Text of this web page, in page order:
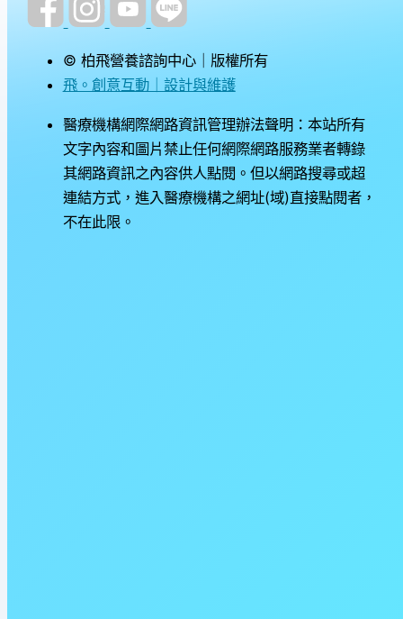
© 柏飛營養諮詢中心｜版權所有
飛。創意互動｜設計與維護
醫療機構網際網路資訊管理辦法聲明：本站所有
文字內容和圖片禁止任何網際網路服務業者轉錄
其網路資訊之內容供人點閱。但以網路搜尋或超
連結方式，進入醫療機構之網址(域)直接點閱者，
不在此限。